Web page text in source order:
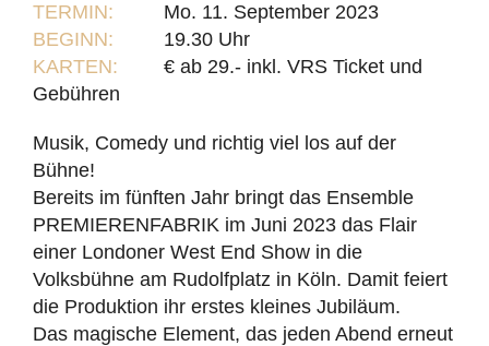
TERMIN:
Mo. 11. September 2023
BEGINN:
19.30 Uhr
KARTEN:
€ ab 29.- inkl. VRS Ticket und
Gebühren
Musik, Comedy und richtig viel los auf der
Bühne!
Bereits im fünften Jahr bringt das Ensemble
PREMIERENFABRIK im Juni 2023 das Flair
einer Londoner West End Show in die
Volksbühne am Rudolfplatz in Köln. Damit feiert
die Produktion ihr erstes kleines Jubiläum.
Das magische Element, das jeden Abend erneut